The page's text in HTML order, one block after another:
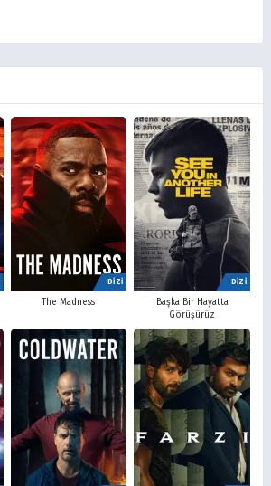
DİZİ
The Madness
DİZİ
Başka Bir Hayatta
Görüşürüz